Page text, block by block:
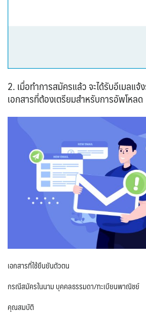
2. เมื่อทำการสมัครแล้ว จะได้รับอีเมลแจ้
เอกสารที่ต้องเตรียมสำหรับการอัพโหลด
เอกสารที่ใช้ยืนยันตัวตน
กรณีสมัครในนาม บุคคลธรรมดา/ทะเบียนพาณิชย์
คุณสมบัติ